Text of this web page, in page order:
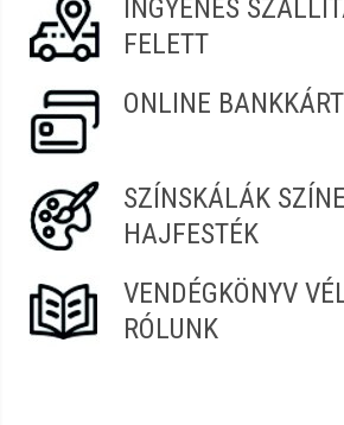
INGYENES
FELETT
ONLINE
SZÍNSKÁLÁK
HAJFESTÉK
VENDÉGKÖNYV
RÓLUNK